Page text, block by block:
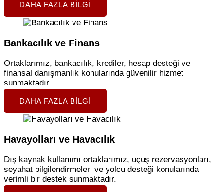
DAHA FAZLA BILGI
Bankacılık ve Finans
Ortaklarımız, bankacılık, krediler, hesap desteği ve
finansal danışmanlık konularında güvenilir hizmet
sunmaktadır.
DAHA FAZLA BILGI
Havayolları ve Havacılık
Dış kaynak kullanımı ortaklarımız, uçuş rezervasyonları,
seyahat bilgilendirmeleri ve yolcu desteği konularında
verimli bir destek sunmaktadır.